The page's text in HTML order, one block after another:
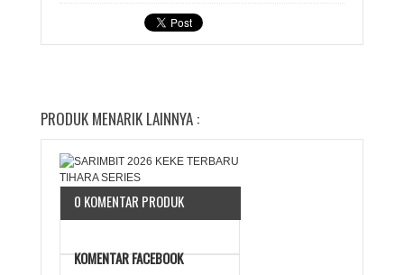
PRODUK MENARIK LAINNYA :
0 KOMENTAR PRODUK
KOMENTAR FACEBOOK